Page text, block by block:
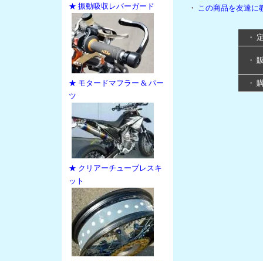
★ 振動吸収レバーガード
★ モタードマフラー & パー
ツ
★ クリアーチューブレスキ
ット
・ この商品を友達に
・
・
・